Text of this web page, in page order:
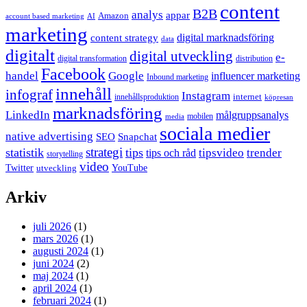
account based marketing AI Amazon analys appar B2B content
marketing content strategy data digital marknadsföring
digitalt digital transformation digital utveckling distribution e-
handel Facebook Google Inbound marketing influencer marketing
infograf innehåll innehållsproduktion Instagram internet köpresan
LinkedIn marknadsföring media mobilen målgruppsanalys
native advertising SEO Snapchat sociala medier
statistik storytelling strategi tips tips och råd tipsvideo trender
Twitter utveckling video YouTube
Arkiv
juli 2026 (1)
mars 2026 (1)
augusti 2024 (1)
juni 2024 (2)
maj 2024 (1)
april 2024 (1)
februari 2024 (1)